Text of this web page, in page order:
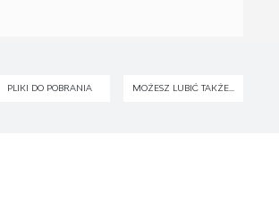
PLIKI DO POBRANIA MOŻESZ LUBIĆ TAKŻE...